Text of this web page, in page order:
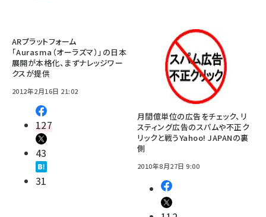
ARプラットフォーム
「Aurasma（オーラズマ）」の日本
展開が本格化、まずナレッジワー
クスが提供
2012年2月16日 21:02
127
43
31
月間億単位の広告をチェック、リ
スティング広告のスパムや不正ク
リックと戦うYahoo! JAPANの裏
側
2010年8月27日 9:00